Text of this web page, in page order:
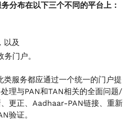
分布在以下三个不同的平台上：
以及
门户。
服务都应通过一个统一的门户提
理与PAN和TAN相关的全面问题/
更正、Aadhaar-PAN链接、重新
验证。